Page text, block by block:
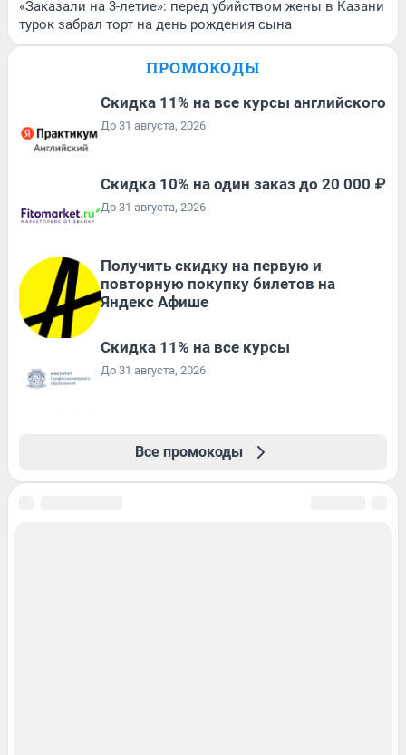
«Заказали на 3-летие»: перед убийством жены в Казани
турок забрал торт на день рождения сына
ПРОМОКОДЫ
Скидка 11% на все курсы английского
До 31 августа, 2026
Скидка 10% на один заказ до 20 000 ₽
До 31 августа, 2026
Получить скидку на первую и
повторную покупку билетов на
Яндекс Афише
Скидка 11% на все курсы
До 31 августа, 2026
Все промокоды